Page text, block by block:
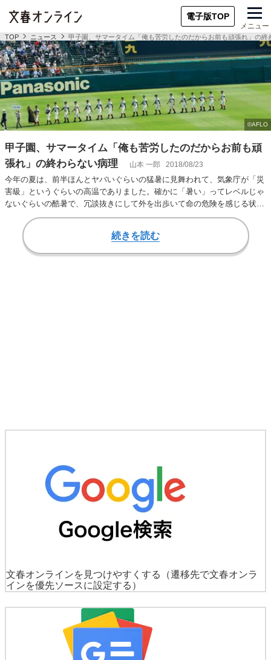
電子版TOP
メニュー
TOP ニュース 甲子園、サマータイム「俺も苦労したのだからお前も頑張れ」の終
甲子園、サマータイム「俺も苦労したのだからお前も頑
張れ」の終わらない病理
山本 一郎 2018/08/23
今年の夏は、前半ほんとヤバいぐらいの猛暑に見舞われて、気象庁が「災
害級」というぐらいの高温でありました。確かに「暑い」ってレベルじゃ
ないぐらいの酷暑で、冗談抜きにして外を出歩いて命の危険を感じる状況
だったのは記憶に…
続きを読む
文春オンラインを見つけやすくする
（遷移先で文春オンラ
インを優先ソースに設定する）